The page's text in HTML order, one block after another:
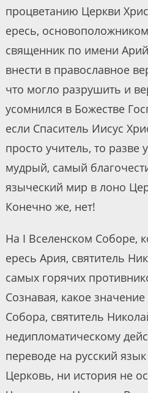
процветанию Церкви
ересь,
священник по имени
внести в православное
что могло разрушить и
усомнился в Божестве
если Спаситель Иисус
просто учитель, то разве
мудрый, самый
языческий мир в лоно
Конечно же, нет!
На I Вселенском Соборе,
ересь Ария, святитель
самых горячих
Сознавая, какое
Собора, святитель
недипломатическому
переводе на русский
Церковь, ни история не